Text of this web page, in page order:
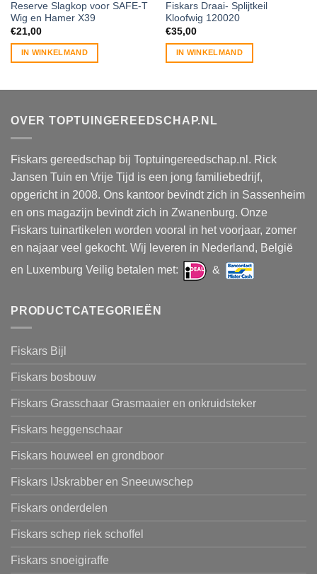
Reserve Slagkop voor SAFE-T
Wig en Hamer X39
€21,00
IN WINKELMAND
Fiskars Draai- Splijtkeil
Kloofwig 120020
€35,00
IN WINKELMAND
OVER TOPTUINGEREEDSCHAP.NL
Fiskars gereedschap bij Toptuingereedschap.nl. Rick
Jansen Tuin en Vrije Tijd is een jong familiebedrijf,
opgericht in 2008. Ons kantoor bevindt zich in Sassenheim
en ons magazijn bevindt zich in Zwanenburg. Onze
Fiskars tuinartikelen worden vooral in het voorjaar, zomer
en najaar veel gekocht. Wij leveren in Nederland, België
en Luxemburg Veilig betalen met:
&
PRODUCTCATEGORIEËN
Fiskars Bijl
Fiskars bosbouw
Fiskars Grasschaar Grasmaaier en onkruidsteker
Fiskars heggenschaar
Fiskars houweel en grondboor
Fiskars IJskrabber en Sneeuwschep
Fiskars onderdelen
Fiskars schep riek schoffel
Fiskars snoeigiraffe